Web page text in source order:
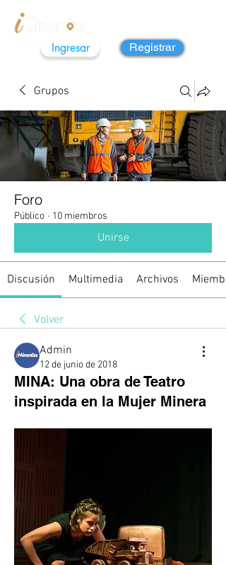
Ingresar Registrar
Grupos
Foro
Público · 10 miembros
Unirse
Discusión Multimedia Archivos
Volver
Admin
12 de junio de 2018
MINA: Una obra de Teatro
inspirada en la Mujer Minera